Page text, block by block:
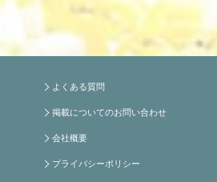
よくある質問
掲載についてのお問い合わせ
会社概要
プライバシーポリシー